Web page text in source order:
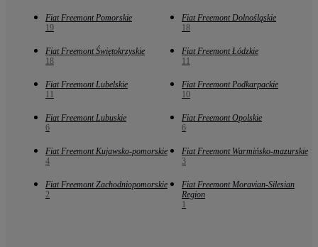
Fiat Freemont Pomorskie
19
Fiat Freemont Dolnośląskie
18
Fiat Freemont Świętokrzyskie
18
Fiat Freemont Łódzkie
11
Fiat Freemont Lubelskie
11
Fiat Freemont Podkarpackie
10
Fiat Freemont Lubuskie
6
Fiat Freemont Opolskie
6
Fiat Freemont Kujawsko-pomorskie
4
Fiat Freemont Warmińsko-mazurskie
3
Fiat Freemont Zachodniopomorskie
2
Fiat Freemont Moravian-Silesian
Region
1